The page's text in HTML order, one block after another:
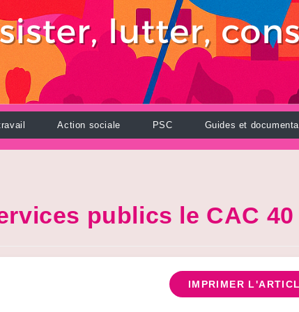
Action sociale PSC Guides et
publics le CAC
IMPRIMER